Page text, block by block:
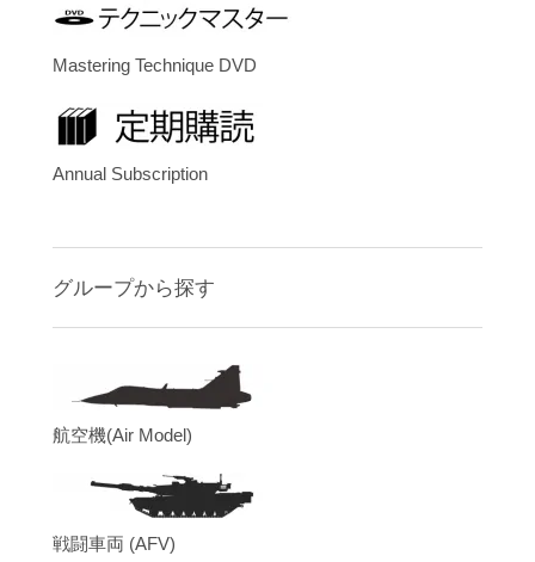
Mastering Technique DVD
Annual Subscription
グループから探す
航空機(Air Model)
戦闘車両 (AFV)